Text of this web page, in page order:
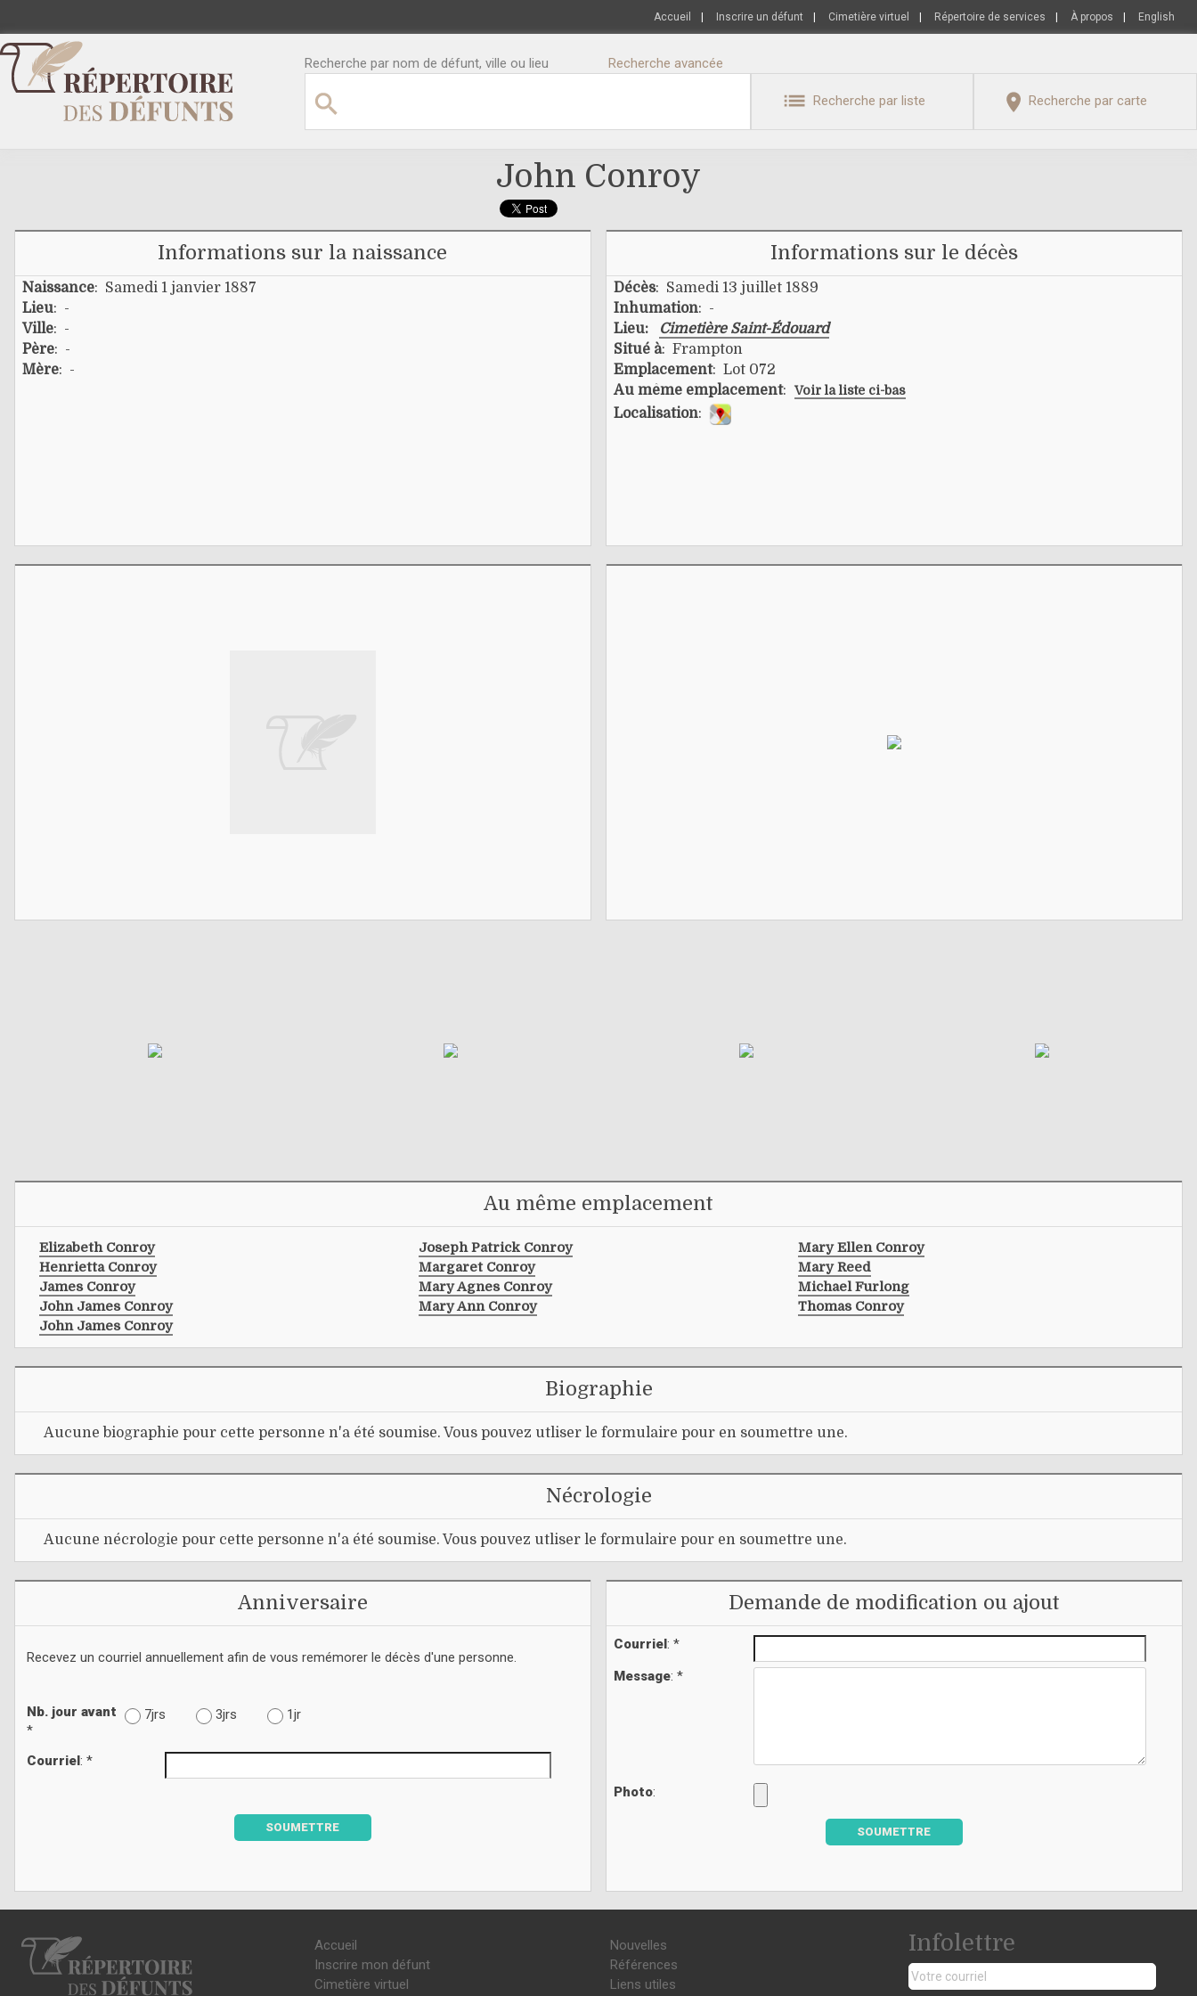
Accueil Inscrire un défunt Cimetière virtuel Répertoire de services À propos English
Recherche par nom de défunt, ville ou lieu Recherche avancée
Recherche par liste Recherche par carte
John Conroy
Informations sur la naissance
Naissance: Samedi 1 janvier 1887
Lieu: -
Ville: -
Père: -
Mère: -
Informations sur le décès
Décès: Samedi 13 juillet 1889
Inhumation: -
Lieu:
Cimetière Saint-Édouard
Situé à: Frampton
Emplacement: Lot 072
Au même emplacement: Voir la liste ci-bas
Localisation:
Au même emplacement
Elizabeth Conroy
Henrietta Conroy
James Conroy
John James Conroy
John James Conroy
Joseph Patrick Conroy
Margaret Conroy
Mary Agnes Conroy
Mary Ann Conroy
Mary Ellen Conroy
Mary Reed
Michael Furlong
Thomas Conroy
Biographie
Aucune biographie pour cette personne n'a été soumise. Vous pouvez utliser le formulaire pour en soumettre une.
Nécrologie
Aucune nécrologie pour cette personne n'a été soumise. Vous pouvez utliser le formulaire pour en soumettre une.
Anniversaire
Recevez un courriel annuellement afin de vous remémorer le décès d'une personne.
Nb. jour avant
*
7jrs 3jrs 1jr
Courriel: *
SOUMETTRE
Demande de modification ou ajout
Courriel: *
Message: *
Photo:
SOUMETTRE
Accueil
Inscrire mon défunt
Cimetière virtuel
Nouvelles
Références
Liens utiles
Infolettre